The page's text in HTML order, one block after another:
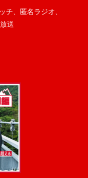
チ 匿名ラジオ
送